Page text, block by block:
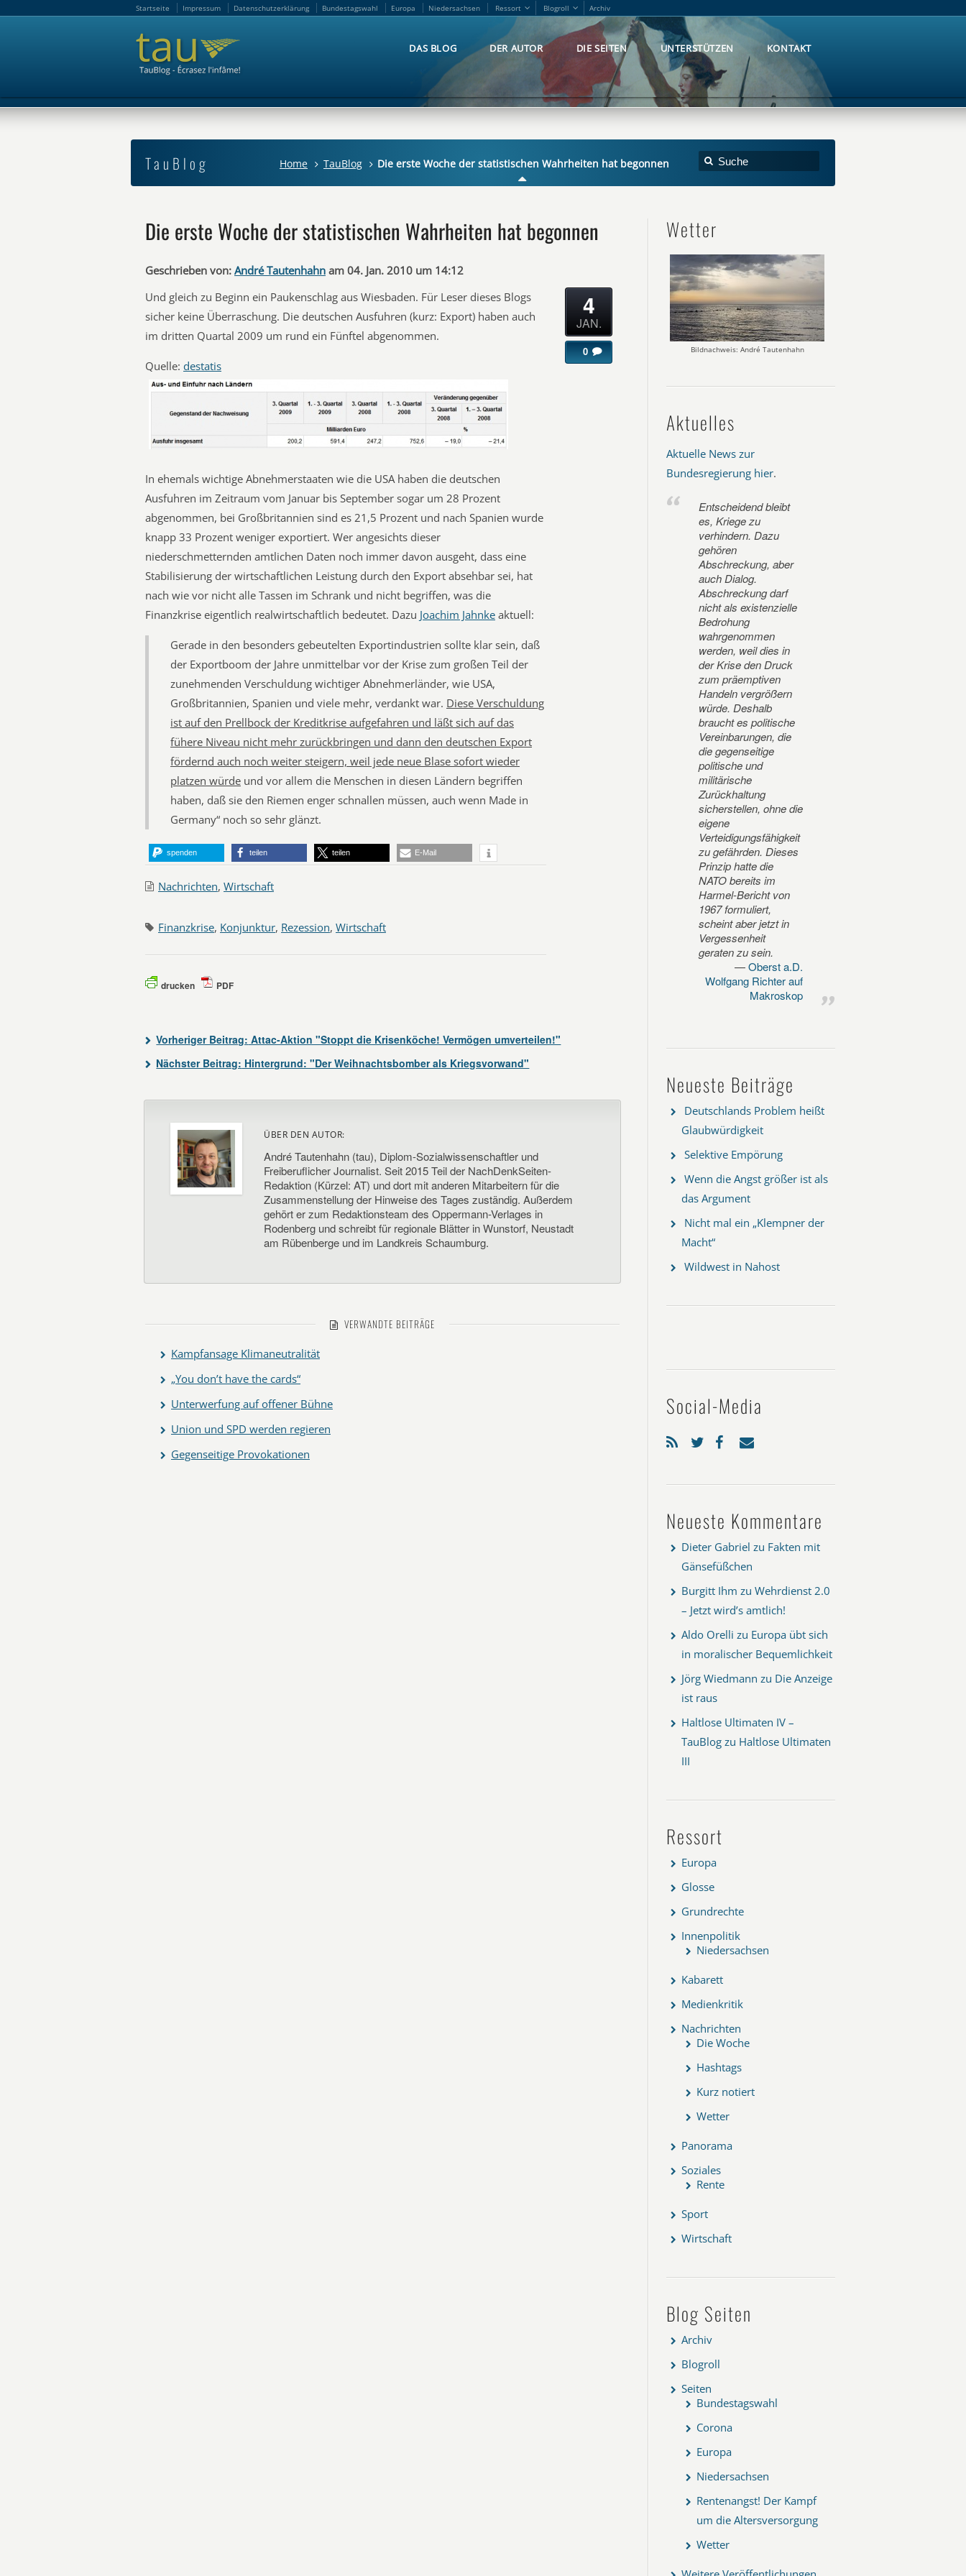
Startseite Impressum Datenschutzerklärung Bundestagswahl Europa Niedersachsen Ressort Blogroll Archiv
DAS BLOG DER AUTOR DIE SEITEN UNTERSTÜTZEN KONTAKT
TauBlog Home TauBlog Die erste Woche der statistischen Wahrheiten hat begonnen
Die erste Woche der statistischen Wahrheiten hat begonnen
Geschrieben von: André Tautenhahn am 04. Jan. 2010 um 14:12
Und gleich zu Beginn ein Paukenschlag aus Wiesbaden. Für Leser dieses Blogs
sicher keine Überraschung. Die deutschen Ausfuhren (kurz: Export) haben auch
im dritten Quartal 2009 um rund ein Fünftel abgenommen.
Quelle: destatis
In ehemals wichtige Abnehmerstaaten wie die USA haben die deutschen
Ausfuhren im Zeitraum vom Januar bis September sogar um 28 Prozent
abgenommen, bei Großbritannien sind es 21,5 Prozent und nach Spanien wurde
knapp 33 Prozent weniger exportiert. Wer angesichts dieser
niederschmetternden amtlichen Daten noch immer davon ausgeht, dass eine
Stabilisierung der wirtschaftlichen Leistung durch den Export absehbar sei, hat
nach wie vor nicht alle Tassen im Schrank und nicht begriffen, was die
Finanzkrise eigentlich realwirtschaftlich bedeutet. Dazu Joachim Jahnke aktuell:
Gerade in den besonders gebeutelten Exportindustrien sollte klar sein, daß
der Exportboom der Jahre unmittelbar vor der Krise zum großen Teil der
zunehmenden Verschuldung wichtiger Abnehmerländer, wie USA,
Großbritannien, Spanien und viele mehr, verdankt war. Diese Verschuldung
ist auf den Prellbock der Kreditkrise aufgefahren und läßt sich auf das
fühere Niveau nicht mehr zurückbringen und dann den deutschen Export
fördernd auch noch weiter steigern, weil jede neue Blase sofort wieder
platzen würde und vor allem die Menschen in diesen Ländern begriffen
haben, daß sie den Riemen enger schnallen müssen, auch wenn Made in
Germany“ noch so sehr glänzt.
spenden teilen teilen E-Mail
4
JAN.
0
Nachrichten, Wirtschaft
Finanzkrise, Konjunktur, Rezession, Wirtschaft
drucken PDF
Vorheriger Beitrag: Attac-Aktion "Stoppt die Krisenköche! Vermögen umverteilen!"
Nächster Beitrag: Hintergrund: "Der Weihnachtsbomber als Kriegsvorwand"
ÜBER DEN AUTOR:
André Tautenhahn (tau), Diplom-Sozialwissenschaftler und
Freiberuflicher Journalist. Seit 2015 Teil der NachDenkSeiten-
Redaktion (Kürzel: AT) und dort mit anderen Mitarbeitern für die
Zusammenstellung der Hinweise des Tages zuständig. Außerdem
gehört er zum Redaktionsteam des Oppermann-Verlages in
Rodenberg und schreibt für regionale Blätter in Wunstorf, Neustadt
am Rübenberge und im Landkreis Schaumburg.
VERWANDTE BEITRÄGE
Kampfansage Klimaneutralität
„You don’t have the cards“
Unterwerfung auf offener Bühne
Union und SPD werden regieren
Gegenseitige Provokationen
Wetter
Bildnachweis: André Tautenhahn
Aktuelles
Aktuelle News zur
Bundesregierung hier.
Entscheidend bleibt
es, Kriege zu
verhindern. Dazu
gehören
Abschreckung, aber
auch Dialog.
Abschreckung darf
nicht als existenzielle
Bedrohung
wahrgenommen
werden, weil dies in
der Krise den Druck
zum präemptiven
Handeln vergrößern
würde. Deshalb
braucht es politische
Vereinbarungen, die
die gegenseitige
politische und
militärische
Zurückhaltung
sicherstellen, ohne die
eigene
Verteidigungsfähigkeit
zu gefährden. Dieses
Prinzip hatte die
NATO bereits im
Harmel-Bericht von
1967 formuliert,
scheint aber jetzt in
Vergessenheit
geraten zu sein.
Oberst a.D.
Wolfgang Richter auf
Makroskop
Neueste Beiträge
Deutschlands Problem heißt
Glaubwürdigkeit
Selektive Empörung
Wenn die Angst größer ist als
das Argument
Nicht mal ein „Klempner der
Macht“
Wildwest in Nahost
Social-Media
Neueste Kommentare
Dieter Gabriel zu Fakten mit
Gänsefüßchen
Burgitt Ihm zu Wehrdienst 2.0
– Jetzt wird’s amtlich!
Aldo Orelli zu Europa übt sich
in moralischer Bequemlichkeit
Jörg Wiedmann zu Die Anzeige
ist raus
Haltlose Ultimaten IV –
TauBlog zu Haltlose Ultimaten
III
Ressort
Europa
Glosse
Grundrechte
Innenpolitik
Niedersachsen
Kabarett
Medienkritik
Nachrichten
Die Woche
Hashtags
Kurz notiert
Wetter
Panorama
Soziales
Rente
Sport
Wirtschaft
Blog Seiten
Archiv
Blogroll
Seiten
Bundestagswahl
Corona
Europa
Niedersachsen
Rentenangst! Der Kampf
um die Altersversorgung
Wetter
Startseite Impressum Datenschutzerklärung Bundestagswahl Europa Niedersachsen Ressort Blogroll Archiv
DAS BLOG DER AUTOR DIE SEITEN UNTERSTÜTZEN KONTAKT